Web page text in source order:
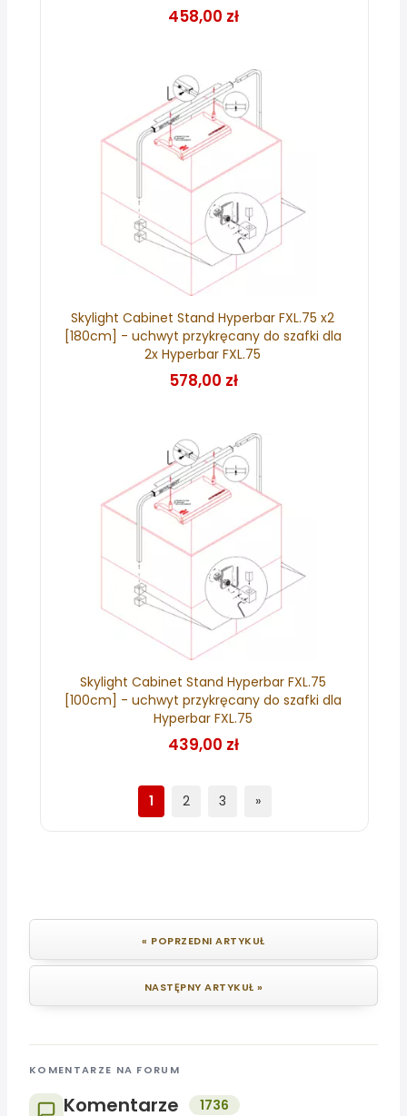
458,00 zł
Skylight Cabinet Stand Hyperbar FXL.75 x2
[180cm] - uchwyt przykręcany do szafki dla
2x Hyperbar FXL.75
578,00 zł
Skylight Cabinet Stand Hyperbar FXL.75
[100cm] - uchwyt przykręcany do szafki dla
Hyperbar FXL.75
439,00 zł
1 2 3 »
« POPRZEDNI ARTYKUŁ
NASTĘPNY ARTYKUŁ »
KOMENTARZE NA FORUM
Komentarze 1736